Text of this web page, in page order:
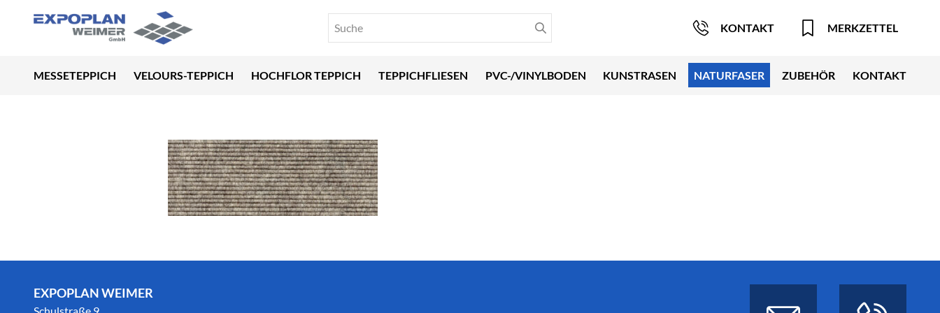
KONTAKT MERKZETTEL
MESSETEPPICH VELOURS-TEPPICH HOCHFLOR TEPPICH TEPPICHFLIESEN PVC-/VINYLBODEN KUNSTRASEN NATURFASER ZUBEHÖR KONTAKT
EXPOPLAN WEIMER